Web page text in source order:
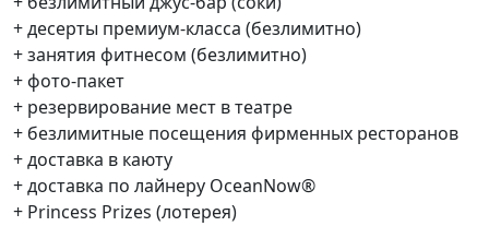
+ десерты премиум-класса (безлимитно)
+ занятия фитнесом (безлимитно)
+ фото-пакет
+ резервирование мест в театре
+ безлимитные посещения фирменных ресторанов
+ доставка в каюту
+ доставка по лайнеру OceanNow®
+ Princess Prizes (лотерея)